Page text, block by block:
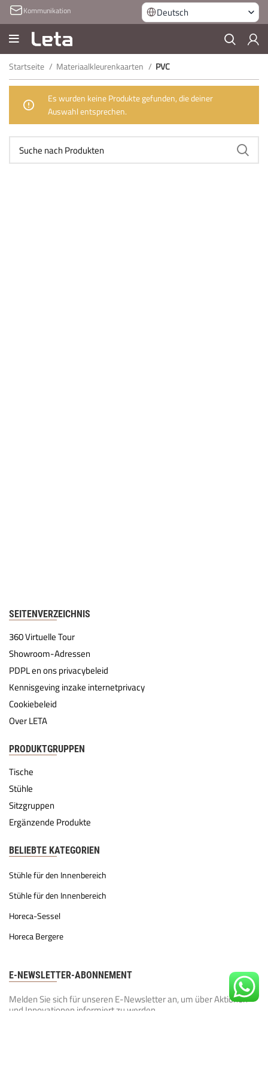
Kommunikation Deutsch
Startseite Materiaalkleurenkaarten PVC
Es wurden keine Produkte gefunden, die deiner
Auswahl entsprechen.
SEITENVERZEICHNIS
360 Virtuelle Tour
Showroom-Adressen
PDPL en ons privacybeleid
Kennisgeving inzake internetprivacy
Cookiebeleid
Over LETA
PRODUKTGRUPPEN
Tische
Stühle
Sitzgruppen
Ergänzende Produkte
BELIEBTE KATEGORIEN
Stühle für den Innenbereich
Stühle für den Innenbereich
Horeca-Sessel
Horeca Bergere
E-NEWSLETTER-ABONNEMENT
Melden Sie sich für unseren E-Newsletter an, um über Aktionen
und Innovationen informiert zu werden.